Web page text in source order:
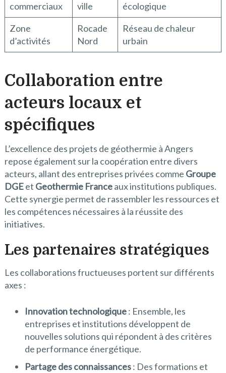
commerciaux
ville
écologique
Zone
d’activités
Rocade
Nord
Réseau de chaleur
urbain
Collaboration entre
acteurs locaux et
spécifiques
L’excellence des projets de géothermie à Angers
repose également sur la coopération entre divers
acteurs, allant des entreprises privées comme Groupe
DGEet Geothermie Franceaux institutions publiques.
Cette synergie permet de rassembler les ressources et
les compétences nécessaires à la réussite des
initiatives.
Les partenaires stratégiques
Les collaborations fructueuses portent sur différents
axes :
Innovation technologique: Ensemble, les
entreprises et institutions développent de
nouvelles solutions qui répondent à des critères
de performance énergétique.
Partage des connaissances: Des formations et